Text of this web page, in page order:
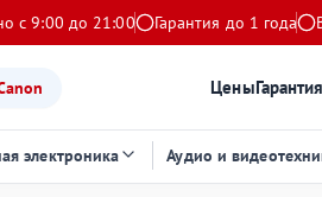
с 9:00 до 21:00 Гарантия до 1 года
Цены
электроника Аудио и